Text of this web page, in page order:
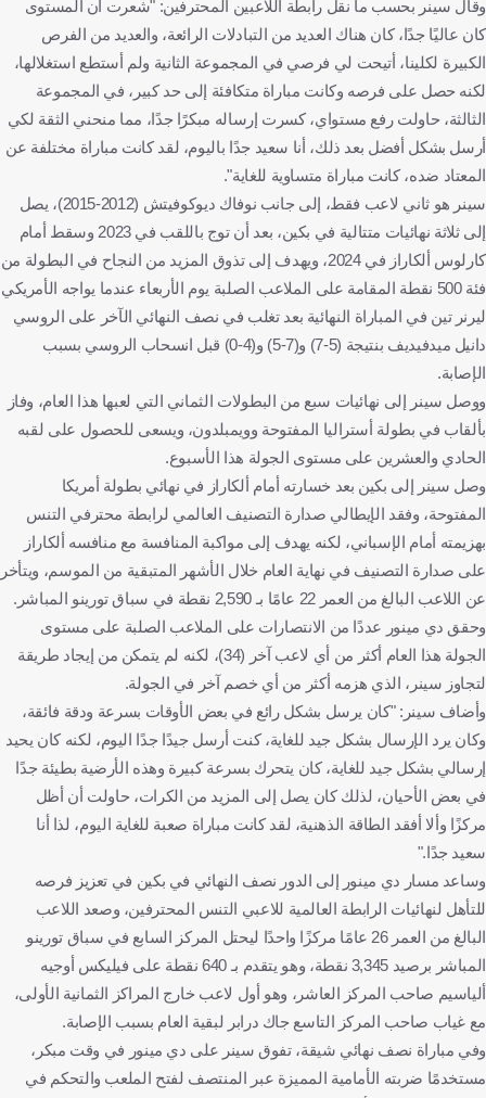
وقال سينر بحسب ما نقل رابطة اللاعبين المحترفين: "شعرت أن المستوى
كان عاليًا جدًا، كان هناك العديد من التبادلات الرائعة، والعديد من الفرص
الكبيرة لكلينا، أتيحت لي فرصي في المجموعة الثانية ولم أستطع استغلالها،
لكنه حصل على فرصه وكانت مباراة متكافئة إلى حد كبير، في المجموعة
الثالثة، حاولت رفع مستواي، كسرت إرساله مبكرًا جدًا، مما منحني الثقة لكي
أرسل بشكل أفضل بعد ذلك، أنا سعيد جدًا باليوم، لقد كانت مباراة مختلفة عن
المعتاد ضده، كانت مباراة متساوية للغاية".
سينر هو ثاني لاعب فقط، إلى جانب نوفاك ديوكوفيتش (2012-2015)، يصل
إلى ثلاثة نهائيات متتالية في بكين، بعد أن توج باللقب في 2023 وسقط أمام
كارلوس ألكاراز في 2024، ويهدف إلى تذوق المزيد من النجاح في البطولة من
فئة 500 نقطة المقامة على الملاعب الصلبة يوم الأربعاء عندما يواجه الأمريكي
ليرنر تين في المباراة النهائية بعد تغلب في نصف النهائي الآخر على الروسي
دانيل ميدفيديف بنتيجة (5-7) و(7-5) و(4-0) قبل انسحاب الروسي بسبب
الإصابة.
ووصل سينر إلى نهائيات سبع من البطولات الثماني التي لعبها هذا العام، وفاز
بألقاب في بطولة أستراليا المفتوحة وويمبلدون، ويسعى للحصول على لقبه
الحادي والعشرين على مستوى الجولة هذا الأسبوع.
وصل سينر إلى بكين بعد خسارته أمام ألكاراز في نهائي بطولة أمريكا
المفتوحة، وفقد الإيطالي صدارة التصنيف العالمي لرابطة محترفي التنس
بهزيمته أمام الإسباني، لكنه يهدف إلى مواكبة المنافسة مع منافسه ألكاراز
على صدارة التصنيف في نهاية العام خلال الأشهر المتبقية من الموسم، ويتأخر
عن اللاعب البالغ من العمر 22 عامًا بـ 2,590 نقطة في سباق تورينو المباشر.
وحقق دي مينور عددًا من الانتصارات على الملاعب الصلبة على مستوى
الجولة هذا العام أكثر من أي لاعب آخر (34)، لكنه لم يتمكن من إيجاد طريقة
لتجاوز سينر، الذي هزمه أكثر من أي خصم آخر في الجولة.
وأضاف سينر: "كان يرسل بشكل رائع في بعض الأوقات بسرعة ودقة فائقة،
وكان يرد الإرسال بشكل جيد للغاية، كنت أرسل جيدًا جدًا اليوم، لكنه كان يحيد
إرسالي بشكل جيد للغاية، كان يتحرك بسرعة كبيرة وهذه الأرضية بطيئة جدًا
في بعض الأحيان، لذلك كان يصل إلى المزيد من الكرات، حاولت أن أظل
مركزًا وألا أفقد الطاقة الذهنية، لقد كانت مباراة صعبة للغاية اليوم، لذا أنا
سعيد جدًا."
وساعد مسار دي مينور إلى الدور نصف النهائي في بكين في تعزيز فرصه
للتأهل لنهائيات الرابطة العالمية للاعبي التنس المحترفين، وصعد اللاعب
البالغ من العمر 26 عامًا مركزًا واحدًا ليحتل المركز السابع في سباق تورينو
المباشر برصيد 3,345 نقطة، وهو يتقدم بـ 640 نقطة على فيليكس أوجيه
ألياسيم صاحب المركز العاشر، وهو أول لاعب خارج المراكز الثمانية الأولى،
مع غياب صاحب المركز التاسع جاك درابر لبقية العام بسبب الإصابة.
وفي مباراة نصف نهائي شيقة، تفوق سينر على دي مينور في وقت مبكر،
مستخدمًا ضربته الأمامية المميزة عبر المنتصف لفتح الملعب والتحكم في